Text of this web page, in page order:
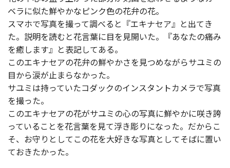
ベラに似た鮮やかなピンク色の花弁の花。
スマホで写真を撮って調べると『エキナセア』と出てき
た。説明を読むと花言葉に目を見開いた。『あなたの痛み
を癒します』と表記してある。
このエキナセアの花弁の鮮やかさを見つめながらサユミの
目から涙が止まらなかった。
サユミは持っていたコダックのインスタントカメラで写真
を撮った。
このエキナセアの花がサユミの心の写真に鮮やかに咲き誇
っていることを花言葉を見て浮き彫りになった。だからこ
そ、お守りとしてこの花を大好きな写真としてそばに置い
ておきたかった。